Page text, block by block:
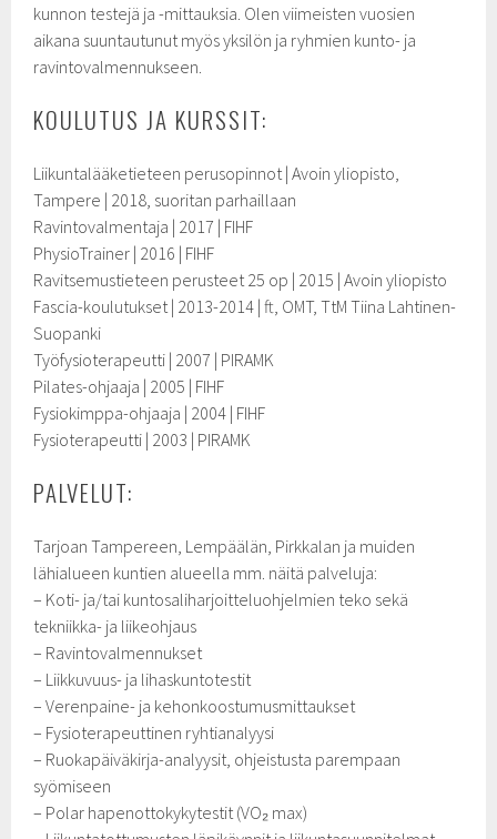
kunnon testejä ja -mittauksia. Olen viimeisten vuosien
aikana suuntautunut myös yksilön ja ryhmien kunto- ja
ravintovalmennukseen.
KOULUTUS JA KURSSIT:
Liikuntalääketieteen perusopinnot | Avoin yliopisto,
Tampere | 2018, suoritan parhaillaan
Ravintovalmentaja | 2017 | FIHF
PhysioTrainer | 2016 | FIHF
Ravitsemustieteen perusteet 25 op | 2015 | Avoin yliopisto
Fascia-koulutukset | 2013-2014 | ft, OMT, TtM Tiina Lahtinen-
Suopanki
Työfysioterapeutti | 2007 | PIRAMK
Pilates-ohjaaja | 2005 | FIHF
Fysiokimppa-ohjaaja | 2004 | FIHF
Fysioterapeutti | 2003 | PIRAMK
PALVELUT:
Tarjoan Tampereen, Lempäälän, Pirkkalan ja muiden
lähialueen kuntien alueella mm. näitä palveluja:
– Koti- ja/tai kuntosaliharjoitteluohjelmien teko sekä
tekniikka- ja liikeohjaus
– Ravintovalmennukset
– Liikkuvuus- ja lihaskuntotestit
– Verenpaine- ja kehonkoostumusmittaukset
– Fysioterapeuttinen ryhtianalyysi
– Ruokapäiväkirja-analyysit, ohjeistusta parempaan
syömiseen
– Polar hapenottokykytestit (VO₂ max)